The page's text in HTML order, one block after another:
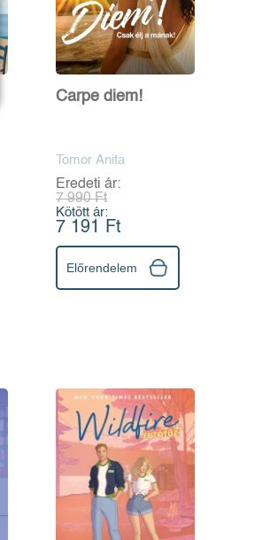
Carpe diem!
Tomor Anita
Eredeti ár:
7 990 Ft
Kötött ár:
7 191 Ft
Előrendelem